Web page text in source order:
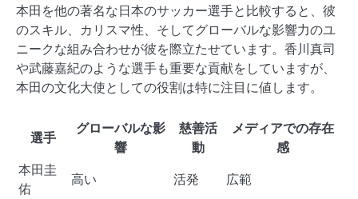
本田を他の著名な日本のサッカー選手と比較すると、彼
のスキル、カリスマ性、そしてグローバルな影響力のユ
ニークな組み合わせが彼を際立たせています。香川真司
や武藤嘉紀のような選手も重要な貢献をしていますが、
本田の文化大使としての役割は特に注目に値します。
選手
グローバルな影
響
慈善活
動
メディアでの存在
感
本田圭
佑
高い 活発
広範